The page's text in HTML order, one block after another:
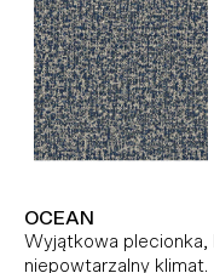
OCEAN
Wyjątkowa plecionka,
niepowtarzalny